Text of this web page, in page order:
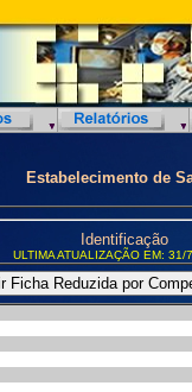
Estabelecimento de
Identificação
ULTIMA ATUALIZAÇÃO EM: